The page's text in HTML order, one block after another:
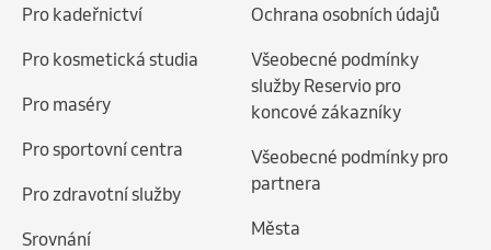
Pro kadeřnictví
Pro kosmetická studia
Pro maséry
Pro sportovní centra
Pro zdravotní služby
Srovnání
Ochrana osobních údajů
Všeobecné podmínky
služby Reservio pro
koncové zákazníky
Všeobecné podmínky pro
partnera
Města